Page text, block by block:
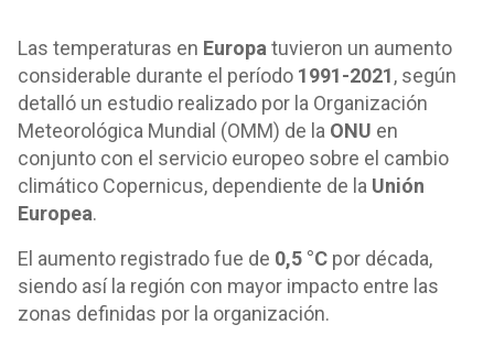
Las temperaturas en Europa tuvieron un aumento
considerable durante el período 1991-2021, según
detalló un estudio realizado por la Organización
Meteorológica Mundial (OMM) de la ONU en
conjunto con el servicio europeo sobre el cambio
climático Copernicus, dependiente de la Unión
Europea.
El aumento registrado fue de 0,5 °C por década,
siendo así la región con mayor impacto entre las
zonas definidas por la organización.